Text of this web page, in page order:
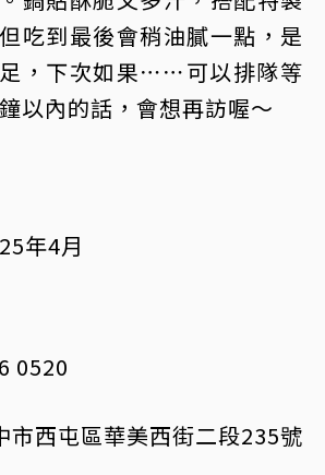
吃到最後會稍油膩一點，是
，下次如果⋯⋯可以排隊等
以內的話，會想再訪喔～
年4月
0520
市西屯區華美西街二段235號